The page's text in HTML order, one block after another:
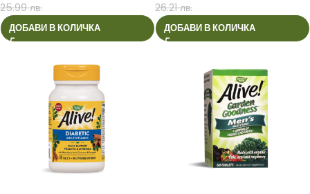
25.99 лв.
ДОБАВИ В КОЛИЧКА
26.21 лв.
ДОБАВИ В КОЛИЧКА